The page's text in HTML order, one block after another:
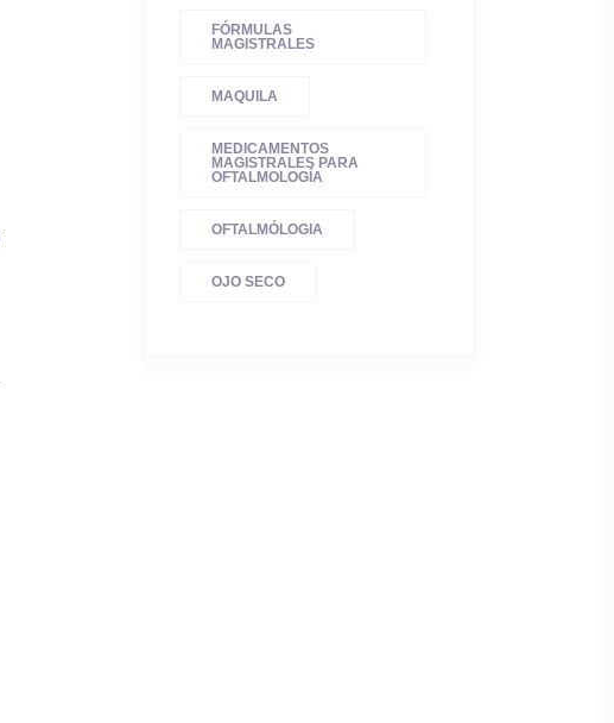
FÓRMULAS
MAGISTRALES
MAQUILA
MEDICAMENTOS
MAGISTRALES PARA
OFTALMOLOGÍA
OFTALMÓLOGIA
OJO SECO